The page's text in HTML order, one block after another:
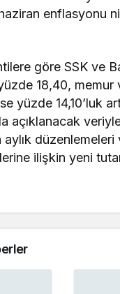
enflasyonu
göre SSK ve
18,40, memur
yüzde 14,10’luk
açıklanacak
aylık düzenlemeleri
ilişkin yeni